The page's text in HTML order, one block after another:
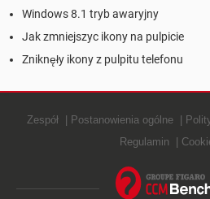
Windows 8.1 tryb awaryjny
Jak zmniejszyc ikony na pulpicie
Zniknęły ikony z pulpitu telefonu
Zespół Postanowienia ogólne
Regulamin